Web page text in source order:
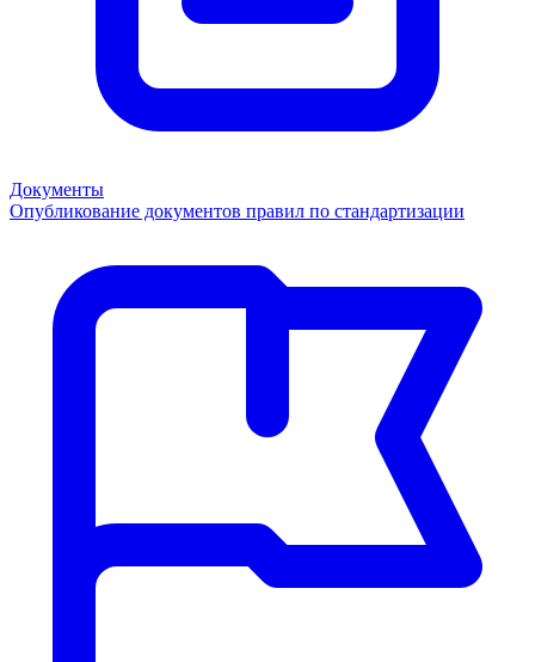
Документы
Опубликование документов правил по стандартизации